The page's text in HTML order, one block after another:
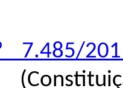
7.485/